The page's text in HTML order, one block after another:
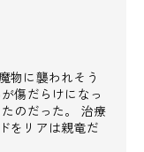
物に襲われそう
傷だらけになっ
のだった。 治療
をリアは親竜だ